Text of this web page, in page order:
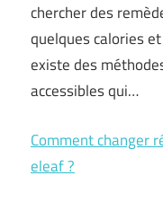
chercher des
quelques calories
existe des
accessibles qui…
Comment changer
eleaf ?